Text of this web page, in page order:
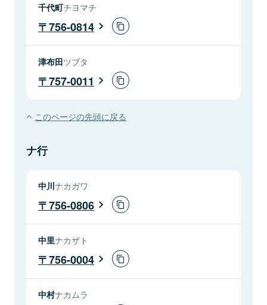
千代町チヨマチ
756-0814
津布田ツブタ
757-0011
このページの先頭に戻る
ナ行
中川ナカガワ
756-0806
中里ナカザト
756-0004
中村ナカムラ